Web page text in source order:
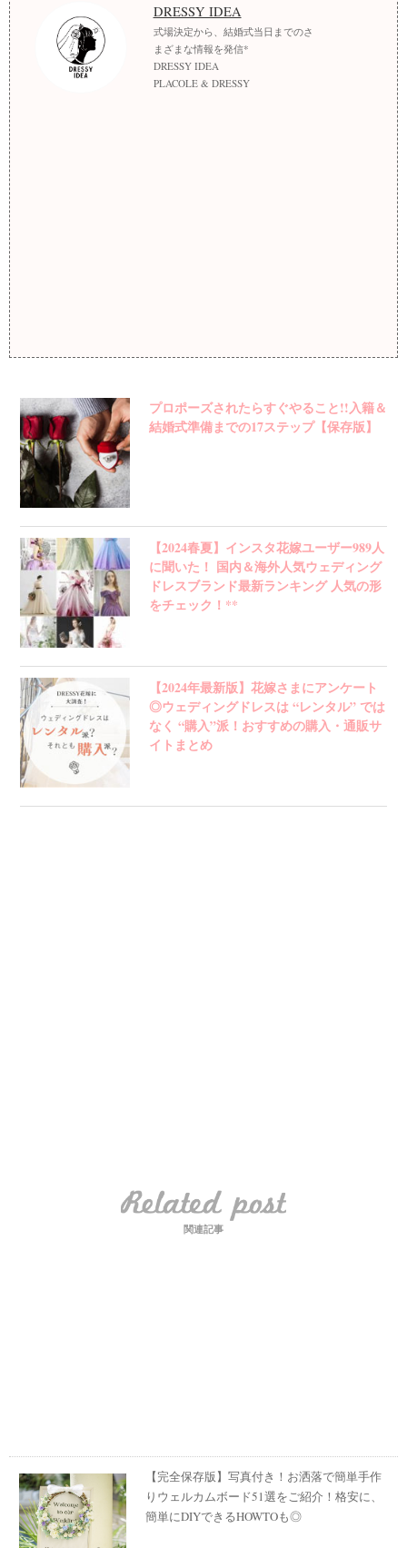
DRESSY IDEA
式場決定から、結婚式当日までのさ
まざまな情報を発信*
DRESSY IDEA
PLACOLE & DRESSY
プロポーズされたらすぐやること!!入籍＆
結婚式準備までの17ステップ【保存版】
【2024春夏】インスタ花嫁ユーザー989人
に聞いた！ 国内＆海外人気ウェディング
ドレスブランド最新ランキング 人気の形
をチェック！**
【2024年最新版】花嫁さまにアンケート
◎ウェディングドレスは “レンタル” では
なく “購入”派！おすすめの購入・通販サ
イトまとめ
関連記事
【完全保存版】写真付き！お洒落で簡単手作
りウェルカムボード51選をご紹介！格安に、
簡単にDIYできるHOWTOも◎